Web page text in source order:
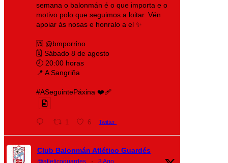
semana o balonmán é o que importa e o
motivo polo que seguimos a loitar. Vén
apoiar ás nosas e honralo a el ✨
🆚 @bmporrino
🗓️ Sábado 8 de agosto
🕗 20:00 horas
📍 A Sangriña
#ASeguintePáxina ❤️‍🩹
1 6 Twitter
Club Balonmán Atlético Guardés
@atleticoguardes · 3 Ago